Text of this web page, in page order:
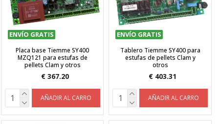
ENVÍO GRATIS
Placa base Tiemme SY400
MZQ121 para estufas de
pellets Clam y otros
€ 367.20
AÑADIR AL CARRO
ENVÍO GRATIS
Tablero Tiemme SY400 para
estufas de pellets Clam y
otros
€ 403.31
AÑADIR AL CARRO